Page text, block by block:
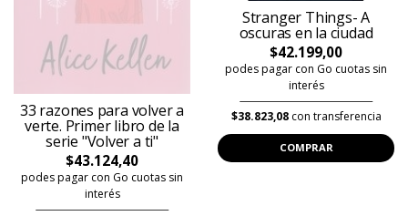
33 razones para volver a
verte. Primer libro de la
serie "Volver a ti"
$43.124,40
podes pagar con Go cuotas sin
interés
Stranger Things- A
oscuras en la ciudad
$42.199,00
podes pagar con Go cuotas sin
interés
$38.823,08con transferencia
COMPRAR